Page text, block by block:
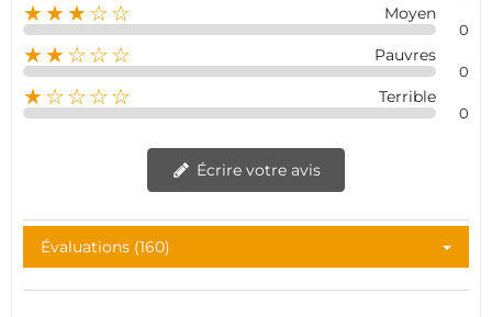
★★★☆☆ Moyen
0
★★☆☆☆ Pauvres
0
★☆☆☆☆ Terrible
0
Écrire votre avis
Évaluations (160)